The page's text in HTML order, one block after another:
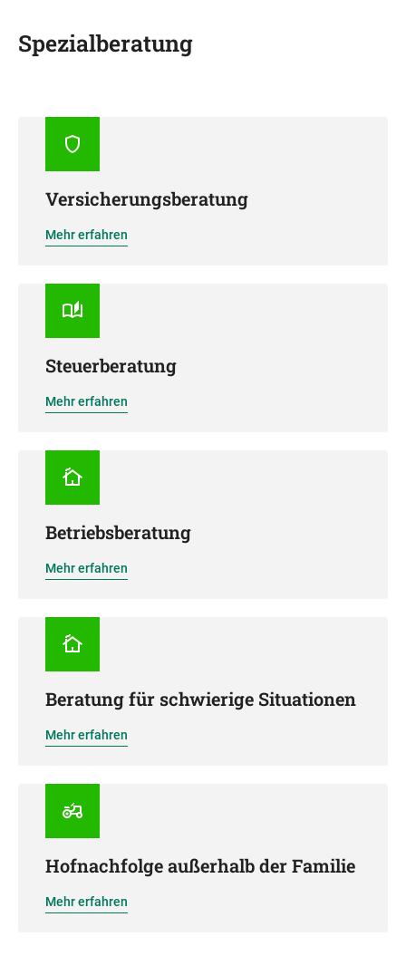
Spezialberatung
Versicherungsberatung
Mehr erfahren
Steuerberatung
Mehr erfahren
Betriebsberatung
Mehr erfahren
Beratung für schwierige Situationen
Mehr erfahren
Hofnachfolge außerhalb der Familie
Mehr erfahren